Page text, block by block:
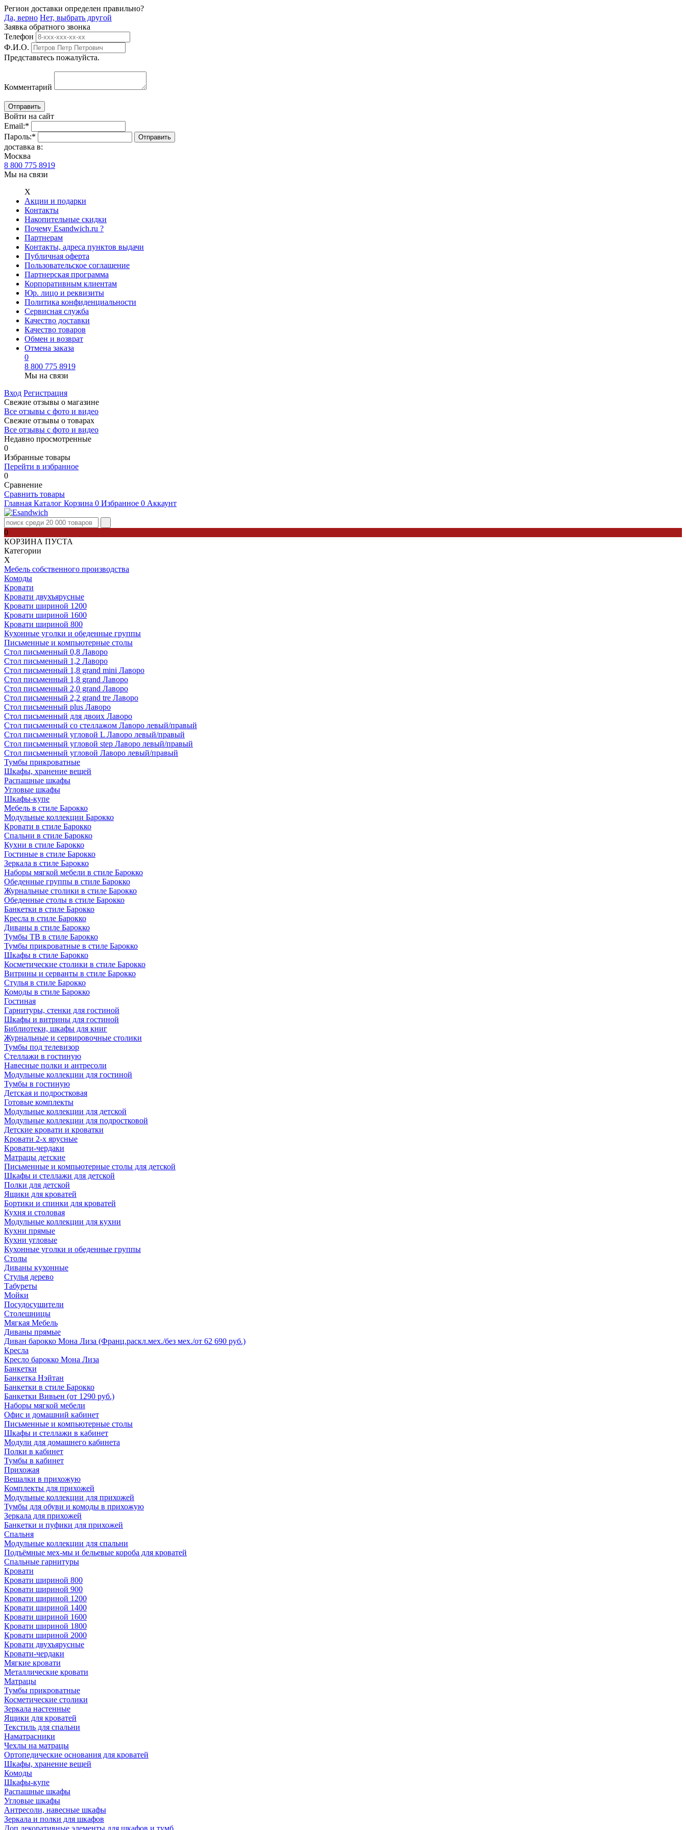
Регион доставки определен правильно?
Да, верно Нет, выбрать другой
Заявка обратного звонка
Телефон
Ф.И.О.
Представьтесь пожалуйста.
Комментарий
Войти на сайт
Email:*
Пароль:*
доставка в:
Москва
8 800 775 8919
Мы на связи
Х
Акции и подарки
Контакты
Накопительные скидки
Почему Esandwich.ru ?
Партнерам
Контакты, адреса пунктов выдачи
Публичная оферта
Пользовательское соглашение
Партнерская программа
Корпоративным клиентам
Юр. лицо и реквизиты
Политика конфиденциальности
Сервисная служба
Качество доставки
Качество товаров
Обмен и возврат
Отмена заказа
0
8 800 775 8919
Мы на связи
Вход Регистрация
Свежие отзывы о магазине
Все отзывы с фото и видео
Свежие отзывы о товарах
Все отзывы c фото и видео
Недавно просмотренные
0
Избранные товары
Перейти в избранное
0
Сравнение
Сравнить товары
Главная Каталог Корзина 0 Избранное 0 Аккаунт
0
КОРЗИНА ПУСТА
Категории
Х
Мебель собственного производства
Комоды
Кровати
Кровати двухъярусные
Кровати шириной 1200
Кровати шириной 1600
Кровати шириной 800
Кухонные уголки и обеденные группы
Письменные и компьютерные столы
Стол письменный 0,8 Лаворо
Стол письменный 1,2 Лаворо
Стол письменный 1,8 grand mini Лаворо
Стол письменный 1,8 grand Лаворо
Стол письменный 2,0 grand Лаворо
Стол письменный 2,2 grand tre Лаворо
Стол письменный plus Лаворо
Стол письменный для двоих Лаворо
Стол письменный со стеллажом Лаворо левый/правый
Стол письменный угловой L Лаворо левый/правый
Стол письменный угловой step Лаворо левый/правый
Стол письменный угловой Лаворо левый/правый
Тумбы прикроватные
Шкафы, хранение вещей
Распашные шкафы
Угловые шкафы
Шкафы-купе
Мебель в стиле Барокко
Модульные коллекции Барокко
Кровати в стиле Барокко
Спальни в стиле Барокко
Кухни в стиле Барокко
Гостиные в стиле Барокко
Зеркала в стиле Барокко
Наборы мягкой мебели в стиле Барокко
Обеденные группы в стиле Барокко
Журнальные столики в стиле Барокко
Обеденные столы в стиле Барокко
Банкетки в стиле Барокко
Кресла в стиле Барокко
Диваны в стиле Барокко
Тумбы ТВ в стиле Барокко
Тумбы прикроватные в стиле Барокко
Шкафы в стиле Барокко
Косметические столики в стиле Барокко
Витрины и серванты в стиле Барокко
Стулья в стиле Барокко
Комоды в стиле Барокко
Гостиная
Гарнитуры, стенки для гостиной
Шкафы и витрины для гостиной
Библиотеки, шкафы для книг
Журнальные и сервировочные столики
Тумбы под телевизор
Стеллажи в гостиную
Навесные полки и антресоли
Модульные коллекции для гостиной
Тумбы в гостиную
Детская и подростковая
Готовые комплекты
Модульные коллекции для детской
Модульные коллекции для подростковой
Детские кровати и кроватки
Кровати 2-х ярусные
Кровати-чердаки
Матрацы детские
Письменные и компьютерные столы для детской
Шкафы и стеллажи для детской
Полки для детской
Ящики для кроватей
Бортики и спинки для кроватей
Кухня и столовая
Модульные коллекции для кухни
Кухни прямые
Кухни угловые
Кухонные уголки и обеденные группы
Столы
Диваны кухонные
Стулья дерево
Табуреты
Мойки
Посудосушители
Столешницы
Мягкая Мебель
Диваны прямые
Диван барокко Мона Лиза (Франц.раскл.мех./без мех./от 62 690 руб.)
Кресла
Кресло барокко Мона Лиза
Банкетки
Банкетка Нэйтан
Банкетки в стиле Барокко
Банкетки Вивьен (от 1290 руб.)
Наборы мягкой мебели
Офис и домашний кабинет
Письменные и компьютерные столы
Шкафы и стеллажи в кабинет
Модули для домашнего кабинета
Полки в кабинет
Тумбы в кабинет
Прихожая
Вешалки в прихожую
Комплекты для прихожей
Модульные коллекции для прихожей
Тумбы для обуви и комоды в прихожую
Зеркала для прихожей
Банкетки и пуфики для прихожей
Спальня
Модульные коллекции для спальни
Подъёмные мех-мы и бельевые короба для кроватей
Спальные гарнитуры
Кровати
Кровати шириной 800
Кровати шириной 900
Кровати шириной 1200
Кровати шириной 1400
Кровати шириной 1600
Кровати шириной 1800
Кровати шириной 2000
Кровати двухъярусные
Кровати-чердаки
Мягкие кровати
Металлические кровати
Матрацы
Тумбы прикроватные
Косметические столики
Зеркала настенные
Ящики для кроватей
Текстиль для спальни
Наматрасники
Чехлы на матрацы
Ортопедические основания для кроватей
Шкафы, хранение вещей
Комоды
Шкафы-купе
Распашные шкафы
Угловые шкафы
Антресоли, навесные шкафы
Зеркала и полки для шкафов
Доп.декоративные элементы для шкафов и тумб